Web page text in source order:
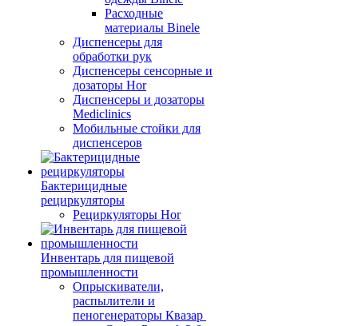
Расходные
материалы Binele
Диспенсеры для
обработки рук
Диспенсеры сенсорные и
дозаторы Hor
Диспенсеры и дозаторы
Mediclinics
Мобильные стойки для
диспенсеров
Бактерицидные
рециркуляторы
Рециркуляторы Hor
Инвентарь для пищевой
промышленности
Опрыскиватели,
распылители и
пеногенераторы Квазар